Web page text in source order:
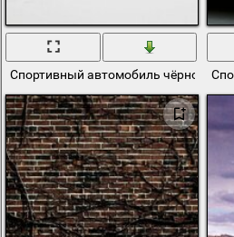
Спортивный автомобиль чёрного